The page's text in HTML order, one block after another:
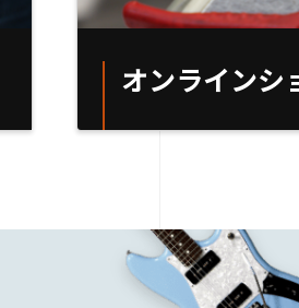
オンラインシ